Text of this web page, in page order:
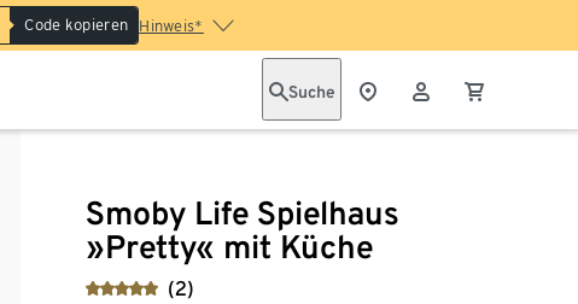
Code kopieren Hinweis*
Suche
Smoby Life Spielhaus
»Pretty« mit Küche
(2)